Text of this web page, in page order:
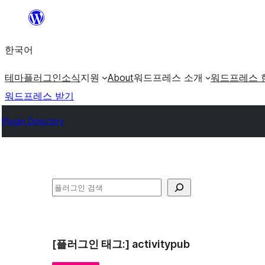
츠
로
로
가
한국어
테마플러그인소식지원 About워드프레스 소개 워드프레스
워드프레스 받기
Plugin Directory
검
[플러그인 태그:] activitypub